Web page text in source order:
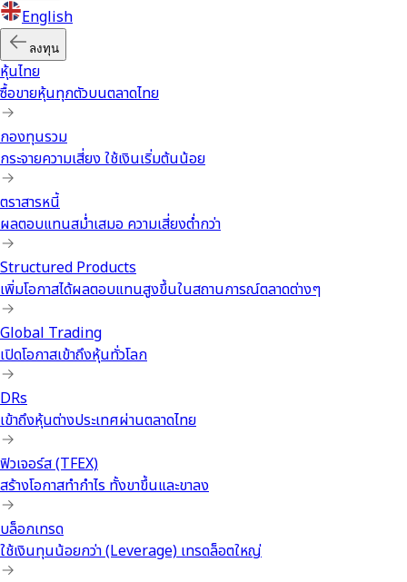
English
ลงทุน
หุ้นไทย
ซื้อขายหุ้นทุกตัวบนตลาดไทย
กองทุนรวม
กระจายความเสี่ยง ใช้เงินเริ่มต้นน้อย
ตราสารหนี้
ผลตอบแทนสม่ำเสมอ ความเสี่ยงต่ำกว่า
Structured Products
เพิ่มโอกาสได้ผลตอบแทนสูงขึ้นในสถานการณ์ตลาดต่างๆ
Global Trading
เปิดโอกาสเข้าถึงหุ้นทั่วโลก
DRs
เข้าถึงหุ้นต่างประเทศผ่านตลาดไทย
ฟิวเจอร์ส (TFEX)
สร้างโอกาสทำกำไร ทั้งขาขึ้นและขาลง
บล็อกเทรด
ใช้เงินทุนน้อยกว่า (Leverage) เทรดล็อตใหญ่